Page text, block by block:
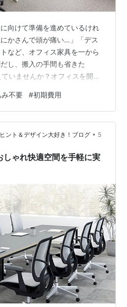
向けて準備を進めているけれ
かさんで頭が痛い…」「デス
など、オフィス家具を一から
し、搬入の手間も省きた
いませんか？オフィスを開設
入費用と手配の手間」です。
企業、あるいはサテライトオ
にとって、先行きが不透明な
を抱え込むことは大きなリス
し上げます。もしあなたが
つ、すぐにビジネスをスター
不要 #初期費用
ント＆デザイン大好き！ブログ • 5
しゃれ快適空間を手軽に実